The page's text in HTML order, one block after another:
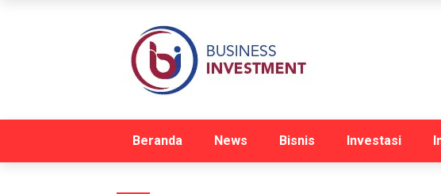
Beranda News Bisnis Investasi